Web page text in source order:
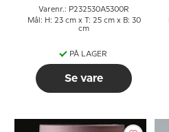
Varenr.: P232530A5300R
Mål: H: 23 cm x T: 25 cm x B: 30
cm
PÅ LAGER
Se vare